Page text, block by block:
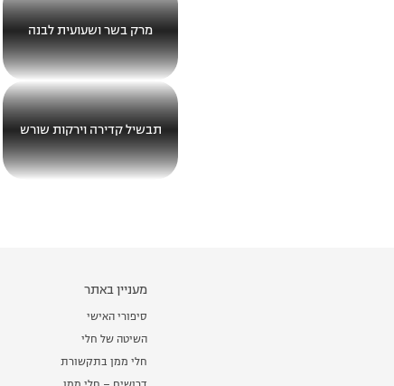
מרק בשר ושעועית לבנה
תבשיל קדירה וירקות שורש
מעניין באתר
סיפורי האישי
השיטה של חלי
חלי ממן בתקשורת